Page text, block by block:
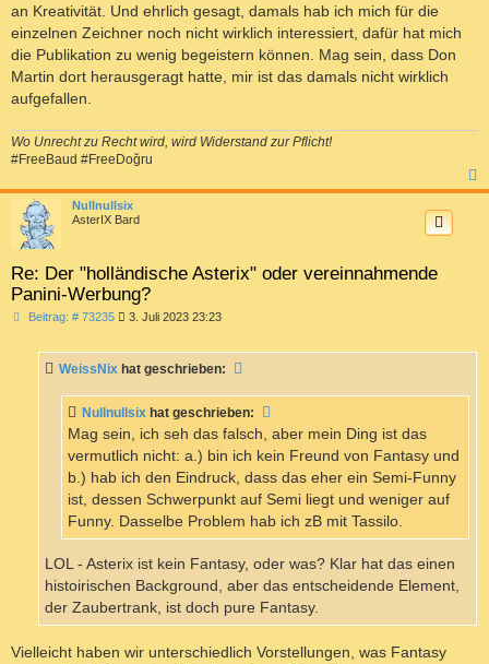
an Kreativität. Und ehrlich gesagt, damals hab ich mich für die
einzelnen Zeichner noch nicht wirklich interessiert, dafür hat mich
die Publikation zu wenig begeistern können. Mag sein, dass Don
Martin dort herausgeragt hatte, mir ist das damals nicht wirklich
aufgefallen.
Wo Unrecht zu Recht wird, wird Widerstand zur Pflicht!
#FreeBaud #FreeDoğru
a
Nullnullsix
AsterIX Bard
Re: Der "holländische Asterix" oder vereinnahmende
Panini-Werbung?
Beitrag: # 73235B
r
g
3. Juli 2023 23:23
WeissNix hat geschrieben:
Nullnullsix hat geschrieben:
Mag sein, ich seh das falsch, aber mein Ding ist das
vermutlich nicht: a.) bin ich kein Freund von Fantasy und
b.) hab ich den Eindruck, dass das eher ein Semi-Funny
ist, dessen Schwerpunkt auf Semi liegt und weniger auf
Funny. Dasselbe Problem hab ich zB mit Tassilo.
LOL - Asterix ist kein Fantasy, oder was? Klar hat das einen
histoirischen Background, aber das entscheidende Element,
der Zaubertrank, ist doch pure Fantasy.
Vielleicht haben wir unterschiedlich Vorstellungen, was Fantasy